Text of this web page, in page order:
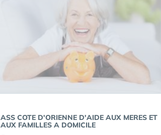
ASS COTE D'ORIENNE D'AIDE AUX MERES ET
AUX FAMILLES A DOMICILE